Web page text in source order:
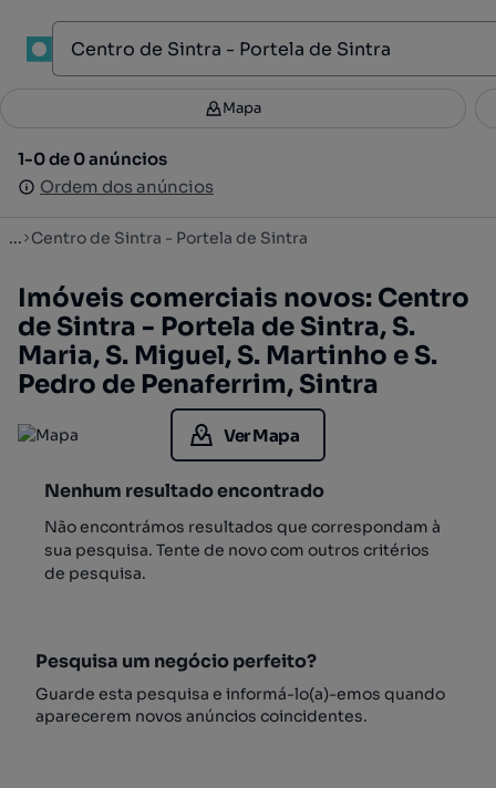
Filtros 3
1-0 de 0 anúncios
Ordem dos anúncios
Mapa
1-0 de 0 anúncios
Ordem dos anúncios
... Centro de Sintra - Portela de Sintra
Imóveis comerciais novos: Centro
de Sintra - Portela de Sintra, S.
Maria, S. Miguel, S. Martinho e S.
Pedro de Penaferrim, Sintra
Ver Mapa
Nenhum resultado encontrado
Não encontrámos resultados que correspondam à
sua pesquisa. Tente de novo com outros critérios
de pesquisa.
Pesquisa um negócio perfeito?
Guarde esta pesquisa e informá-lo(a)-emos quando
aparecerem novos anúncios coincidentes.